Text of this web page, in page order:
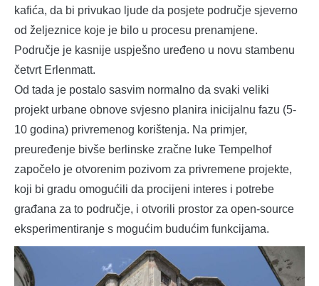
kafića, da bi privukao ljude da posjete područje sjeverno
od željeznice koje je bilo u procesu prenamjene.
Područje je kasnije uspješno uređeno u novu stambenu
četvrt Erlenmatt.
Od tada je postalo sasvim normalno da svaki veliki
projekt urbane obnove svjesno planira inicijalnu fazu (5-
10 godina) privremenog korištenja. Na primjer,
preuređenje bivše berlinske zračne luke Tempelhof
započelo je otvorenim pozivom za privremene projekte,
koji bi gradu omogućili da procijeni interes i potrebe
građana za to područje, i otvorili prostor za open-source
eksperimentiranje s mogućim budućim funkcijama.